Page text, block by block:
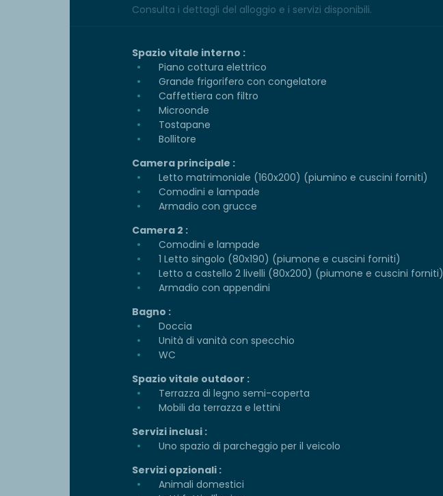
Consulta i dettagli del alloggio e i servizi disponibili.
Spazio vitale interno :
Piano cottura elettrico
Grande frigorifero con congelatore
Caffettiera con filtro
Microonde
Tostapane
Bollitore
Camera principale :
Letto matrimoniale (160x200) (piumino e cuscini forniti)
Comodini e lampade
Armadio con grucce
Camera 2 :
Comodini e lampade
1 Letto singolo (80x190) (piumone e cuscini forniti)
Letto a castello 2 livelli (80x200) (piumone e cuscini forniti)
Armadio con appendini
Bagno :
Doccia
Unità di vanità con specchio
WC
Spazio vitale outdoor :
Terrazza di legno semi-coperta
Mobili da terrazza e lettini
Servizi inclusi :
Uno spazio di parcheggio per il veicolo
Servizi opzionali :
Animali domestici